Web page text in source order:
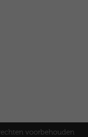
voorbehouden